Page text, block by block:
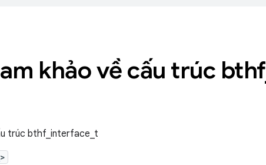
khảo về cấu trúc bthf_
trúc bthf_interface_t
>